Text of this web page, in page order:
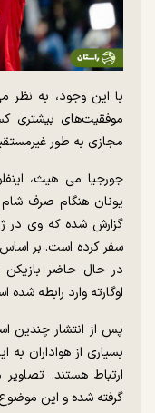
با این وجود، به نظر
موفقیت‌های بیشتری
مجازی به طور
یونان هنگام صرف شام
سفر کرده است. بر اساس
در حال حاضر بازیکن
اوگارته وارد رابطه شده
پس از انتشار چندین
بسیاری از هواداران
ارتباط هستند. تصاویر
گرفته شده و این